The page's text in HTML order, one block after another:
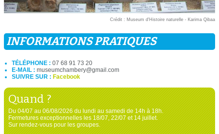
Crédit : Museum d'Histoire naturelle - Karima Qibaa
INFORMATIONS PRATIQUES
TÉLÉPHONE : 07 68 91 73 20
E-MAIL : museumchambery@gmail.com
SUIVRE SUR : Facebook
Quand ?
Du 04/07 au 06/08/2026 du lundi au samedi de 14h à 18h.
Fermetures exceptionnelles les 18/07, 22/07 et 14 juillet.
Sur rendez-vous pour les groupes.